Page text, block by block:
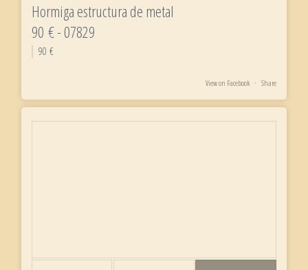
Hormiga estructura de metal
90 € - 07829
90 €
View on Facebook · Share